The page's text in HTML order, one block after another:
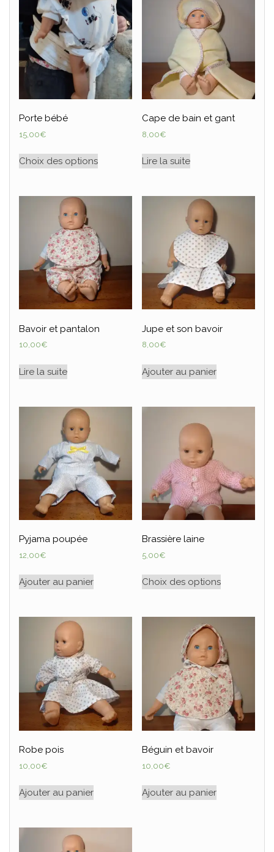
Porte bébé
15,00€
Choix des options
Cape de bain et gant
8,00€
Lire la suite
Bavoir et pantalon
10,00€
Lire la suite
Jupe et son bavoir
8,00€
Ajouter au panier
Pyjama poupée
12,00€
Ajouter au panier
Brassière laine
5,00€
Choix des options
Robe pois
10,00€
Ajouter au panier
Béguin et bavoir
10,00€
Ajouter au panier